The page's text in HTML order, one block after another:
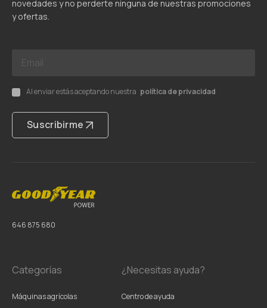
novedades y no perderte ninguna de nuestras promociones
y ofertas.
Suscribirme
Al enviar estás aceptando nuestra política de privacidad
646 875 680
Categorías
Máquinas agrícolas
¿Necesitas ayuda?
Centro de ayuda